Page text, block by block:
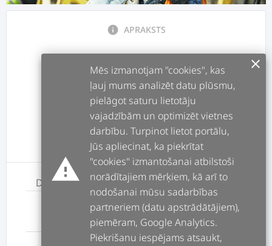
info APRAKSTS
assignmentDARBI
forum POSTI
messageATSAUKSMES
Darbs
Maksa
Mēbeļu dizainers
Nav norādīta
warning
Mēs izmanotjam "cookies", kas
ļauj mums analizēt datu plūsmu,
pielāgot saturu lietotāju
vajadzībām un optimizēt vietnes
darbību. Turpinot lietot portālu,
Jūs apliecinat, ka piekrītat
"cookies" izmantošanai atbilstoši
norādītajiem mērķiem, kā arī to
nodošanai mūsu sadarbības
partneriem (datu apstrādātājiem),
piemēram, Google Analytics.
Piekrišanu iespējams atsaukt,
clear